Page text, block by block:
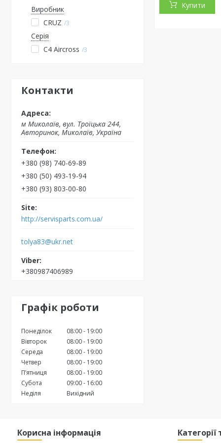
Виробник
CRUZ 3
Серія
C4 Aircross 3
Контакти
м Миколаїв, вул. Троїцька 244,
Авторинок, Миколаїв, Україна
+380 (98) 740-69-89
+380 (50) 493-19-94
+380 (93) 803-00-80
http://servisparts.com.ua/
tolya83@ukr.net
+380987406989
Графік роботи
Понеділок 08:00
19:00
Вівторок
08:00
19:00
Середа
08:00
19:00
Четвер
08:00
19:00
Пʼятниця
08:00
19:00
Субота
09:00
16:00
Неділя
Вихідний
Купити
Корисна інформація Категорії